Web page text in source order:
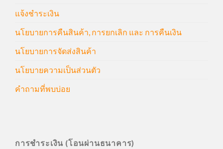
แจ้งชำระเงิน
นโยบายการคืนสินค้า, การยกเลิก และ การคืนเงิน
นโยบายการจัดส่งสินค้า
นโยบายความเป็นส่วนตัว
คำถามที่พบบ่อย
การชำระเงิน (โอนผ่านธนาคาร)